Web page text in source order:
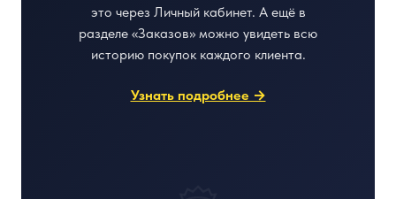
это через Личный кабинет. А ещё в
разделе «Заказов» можно увидеть всю
историю покупок каждого клиента.
Узнать подробнее →